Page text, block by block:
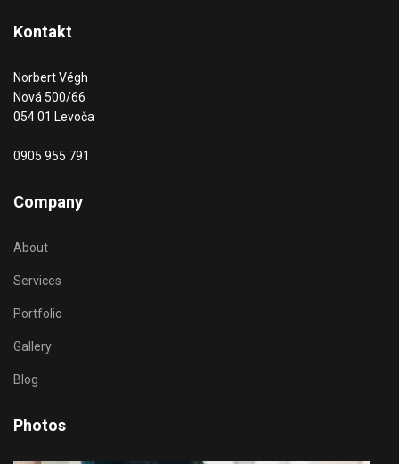
Kontakt
Norbert Végh
Nová 500/66
054 01 Levoča
0905 955 791
Company
About
Services
Portfolio
Gallery
Blog
Photos